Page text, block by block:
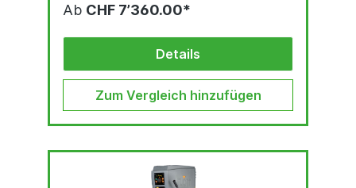
DisplayHauptschalterGewindeschneideinrichtun
qualitativ hochwertige Bohrkopf-Haube mit
ergonomisch geneigter FrontLED-
BeleuchtungSchnell...
Ab CHF 7’360.00*
Details
Zum Vergleich hinzufügen